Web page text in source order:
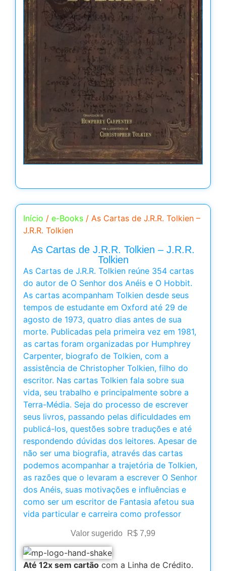
Início / e-Books / As Cartas de J.R.R. Tolkien –
J.R.R. Tolkien
As Cartas de J.R.R. Tolkien – J.R.R.
Tolkien
As Cartas de J.R.R. Tolkien reúne 354 cartas
do autor de O Senhor dos Anéis e O Hobbit.
As cartas acompanham Tolkien desde seus
tempos de estudante em Oxford até 29 de
agosto de 1973, quatro dias antes de sua
morte. Publicadas pela primeira vez em 1981,
as cartas foram organizadas por Humphrey
Carpenter, biografo de Tolkien, com a
assistência de Christopher Tolkien, filho do
escritor. Nas cartas Tolkien fala sobre sua
vida, seu trabalho e principalmente sobre a
Terra-Média. Seja do processo de escrever
seus livros, passando pelas dificuldades em
publicá-los, questões sobre traduções e até
respondendo dúvidas dos leitores. Apesar de
não ser uma biografia, através das cartas
podemos acompanhar a trajetória de Tolkien,
as razões que o levaram a escrever O Senhor
dos Anéis, suas motivações e influências e
como ser um escritor de Fantasia afetou sua
vida particular e carreira como professor
Valor sugerido R$ 7,99
Até 12x sem cartão com a Linha de Crédito.